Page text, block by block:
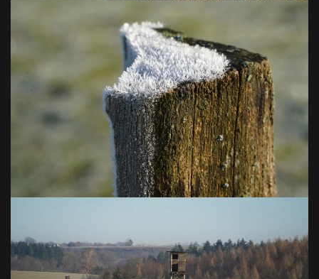
VOIR EN GRAND